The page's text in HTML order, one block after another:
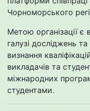
Чорноморського
Метою організації
галузі досліджень
визнання
викладачів та
міжнародних
студентами.